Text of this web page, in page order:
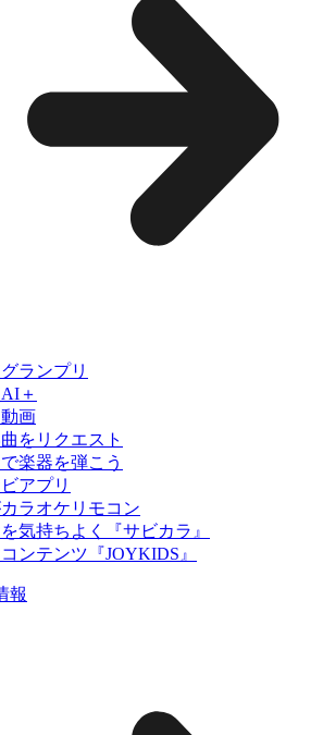
ランプリ
＋
画
をリクエスト
楽器を弾こう
アプリ
ラオケリモコン
気持ちよく『サビカラ』
ンテンツ『JOYKIDS』
報